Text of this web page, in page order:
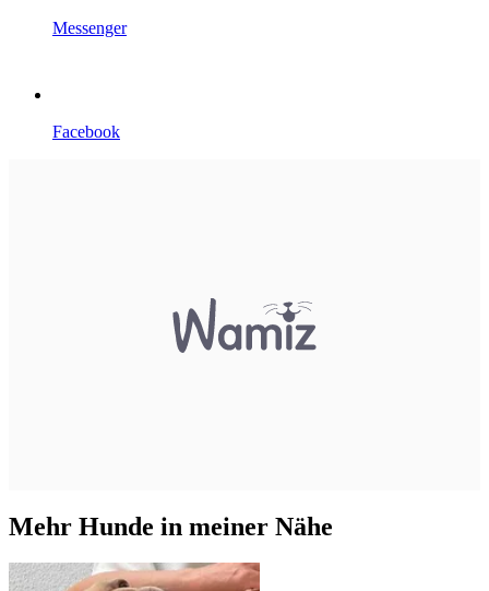
Messenger
Facebook
Mehr Hunde in meiner Nähe